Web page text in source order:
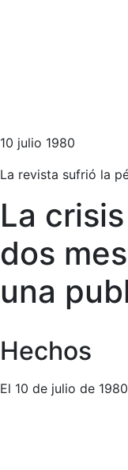
10 julio 1980
La revista sufrió la
La
dos
una
Hechos
El 10 de julio de